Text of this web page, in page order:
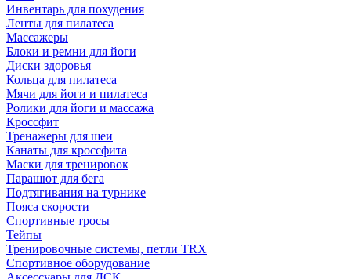
Инвентарь для похудения
Ленты для пилатеса
Массажеры
Блоки и ремни для йоги
Диски здоровья
Кольца для пилатеса
Мячи для йоги и пилатеса
Ролики для йоги и массажа
Кроссфит
Тренажеры для шеи
Канаты для кроссфита
Маски для тренировок
Парашют для бега
Подтягивания на турнике
Пояса скорости
Спортивные тросы
Тейпы
Тренировочные системы, петли TRX
Спортивное оборудование